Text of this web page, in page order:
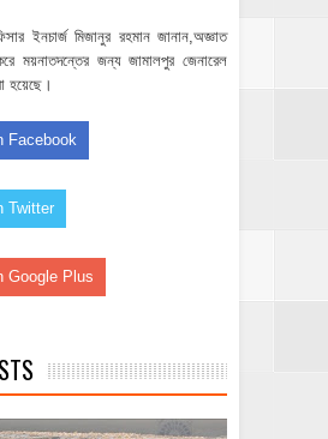
ইনচার্জ মিজানুর রহমান জানান,অজ্ঞাত
ময়নাতদন্তের জন্য জামালপুর জেনারেল
হয়েছে।
Facebook
Twitter
Google Plus